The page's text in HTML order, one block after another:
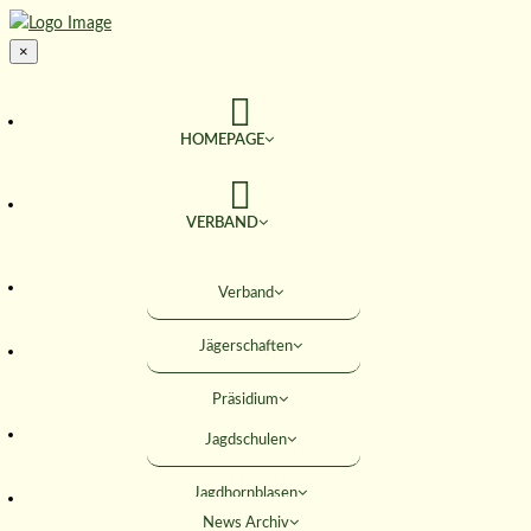
×
HOMEPAGE
VERBAND
Verband
Jägerschaften
Präsidium
TERMINE
JAGD & NATUR
Jagdschulen
Jagdhornblasen
SERVICE
News Archiv
AKTIVITÄTEN